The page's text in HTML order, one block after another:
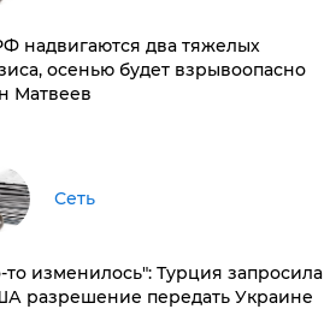
надвигаются два тяжелых
осенью будет взрывоопасно
Матвеев
Сеть
то изменилось": Турция запросила
разрешение передать Украине